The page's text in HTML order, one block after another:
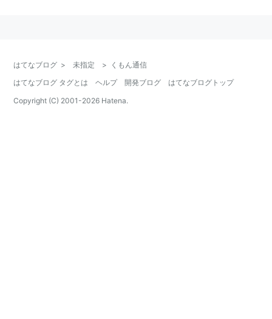
はてなブログ > 未指定 >
くもん通信
はてなブログ タグとは
ヘルプ 開発ブログ
はてなブログトップ
Copyright (C) 2001-2026 Hatena.